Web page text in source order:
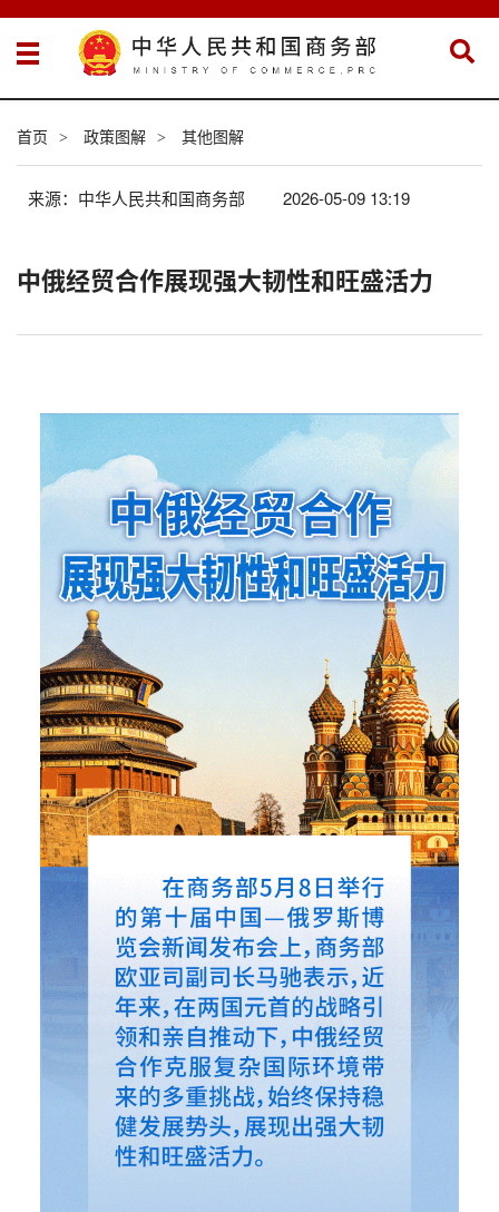
首页 > 政策图解 > 其他图解
来源：中华人民共和国商务部 2026-05-09 13:19
中俄经贸合作展现强大韧性和旺盛活力